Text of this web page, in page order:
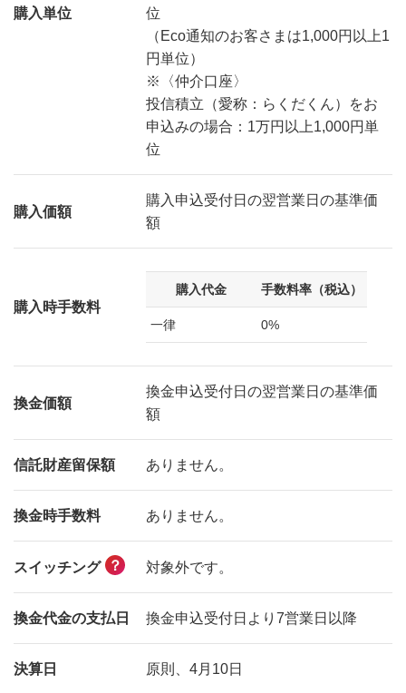
購入単位
位
（Eco通知のお客さまは1,000円以上1
円単位）
※〈仲介口座〉
投信積立（愛称：らくだくん）をお
申込みの場合：1万円以上1,000円単
位
購入価額
購入申込受付日の翌営業日の基準価
額
購入時手数料
購入代金 手数料率（税込）
一律 0%
換金価額
換金申込受付日の翌営業日の基準価
額
信託財産留保額 ありません。
換金時手数料 ありません。
スイッチング ？ 対象外です。
換金代金の支払日 換金申込受付日より7営業日以降
決算日 原則、4月10日